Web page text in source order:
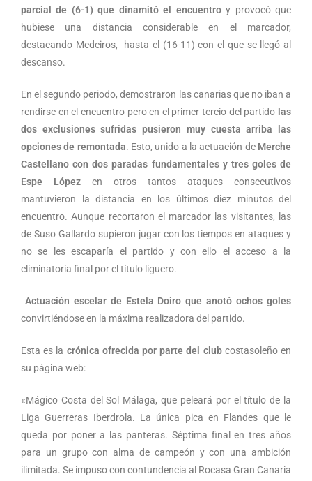
parcial de (6-1) que dinamitó el encuentroy provocó que
hubiese una distancia considerable en el marcador,
destacando Medeiros, hasta el (16-11) con el que se llegó al
descanso.
En el segundo periodo, demostraron las canarias que no iban a
rendirse en el encuentro pero en el primer tercio del partido las
dos exclusiones sufridas pusieron muy cuesta arriba las
opciones de remontada. Esto, unido a la actuación de Merche
Castellano con dos paradas fundamentales y tres goles de
Espe López en otros tantos ataques consecutivos
mantuvieron la distancia en los últimos diez minutos del
encuentro. Aunque recortaron el marcador las visitantes, las
de Suso Gallardo supieron jugar con los tiempos en ataques y
no se les escaparía el partido y con ello el acceso a la
eliminatoria final por el título liguero.
Actuación escelar de Estela Doiro que anotó ochos goles
convirtiéndose en la máxima realizadora del partido.
Esta es la crónica ofrecida por parte del clubcostasoleño en
su página web:
«Mágico Costa del Sol Málaga, que peleará por el título de la
Liga Guerreras Iberdrola. La única pica en Flandes que le
queda por poner a las panteras. Séptima final en tres años
para un grupo con alma de campeón y con una ambición
ilimitada. Se impuso con contundencia al Rocasa Gran Canaria